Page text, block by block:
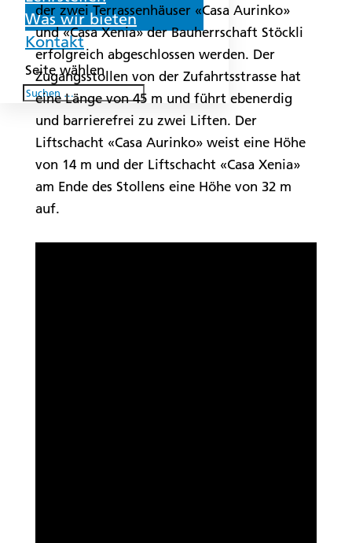
Was wir bieten
Kontakt
Seite wählen
der zwei Terrassenhäuser «Casa Aurinko»
und «Casa Xenia» der Bauherrschaft Stöckli
erfolgreich abgeschlossen werden. Der
Zugangsstollen von der Zufahrtsstrasse hat
eine Länge von 45 m und führt ebenerdig
und barrierefrei zu zwei Liften. Der
Liftschacht «Casa Aurinko» weist eine Höhe
von 14 m und der Liftschacht «Casa Xenia»
am Ende des Stollens eine Höhe von 32 m
auf.